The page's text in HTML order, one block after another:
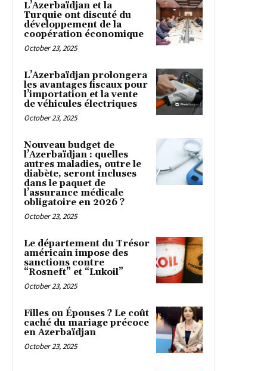
L’Azerbaïdjan et la
Turquie ont discuté du
développement de la
coopération économique
October 23, 2025
L’Azerbaïdjan prolongera
les avantages fiscaux pour
l’importation et la vente
de véhicules électriques
October 23, 2025
Nouveau budget de
l’Azerbaïdjan : quelles
autres maladies, outre le
diabète, seront incluses
dans le paquet de
l’assurance médicale
obligatoire en 2026 ?
October 23, 2025
Le département du Trésor
américain impose des
sanctions contre
“Rosneft” et “Lukoil”
October 23, 2025
Filles ou Épouses ? Le coût
caché du mariage précoce
en Azerbaïdjan
October 23, 2025